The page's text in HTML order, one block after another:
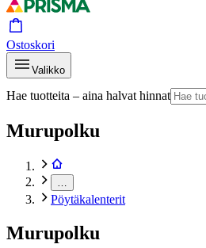
Ostoskori
Valikko
Hae tuotteita – aina halvat hinnat
Murupolku
Pöytäkalenterit
Murupolku